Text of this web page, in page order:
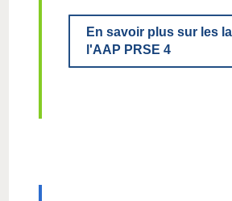
En savoir plus sur les
l'AAP PRSE 4